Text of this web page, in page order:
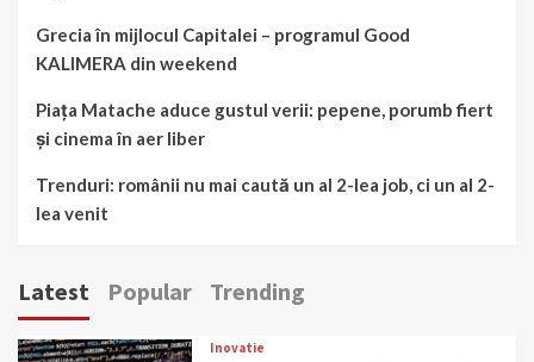
Grecia în mijlocul Capitalei – programul Good
KALIMERA din weekend
Piața Matache aduce gustul verii: pepene, porumb fiert
și cinema în aer liber
Trenduri: românii nu mai caută un al 2-lea job, ci un al 2-
lea venit
Latest Popular Trending
Inovatie